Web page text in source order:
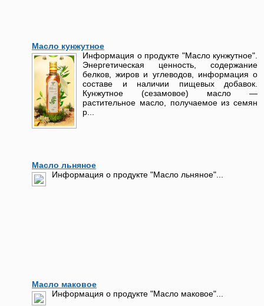
Масло кунжутное
Информация о продукте "Масло кунжутное".
Энергетическая ценность, содержание
белков, жиров и углеводов, информация о
составе и наличии пищевых добавок.
Кунжутное (сезамовое) масло —
растительное масло, получаемое из семян
р...
Масло льняное
Информация о продукте "Масло льняное"...
Масло маковое
Информация о продукте "Масло маковое"...